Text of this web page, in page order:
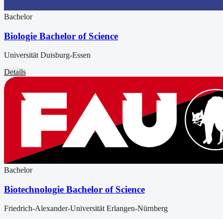
Bachelor
Biologie Bachelor of Science
Universität Duisburg-Essen
Details
Bachelor
Biotechnologie Bachelor of Science
Friedrich-Alexander-Universität Erlangen-Nürnberg